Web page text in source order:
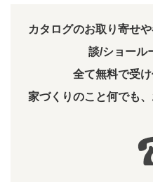
カタログのお取り寄せ
談/ショール
全て無料で受け
家づくりのこと何でも